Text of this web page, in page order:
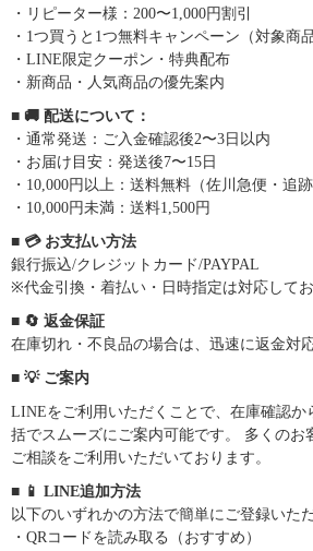
・リピーター様：200〜1,000円割引
・1つ買うと1つ無料キャンペーン（対象商品
・LINE限定クーポン・特典配布
・新商品・人気商品の優先案内
■ 🚚 配送について：
・通常発送：ご入金確認後2〜3日以内
・お届け目安：発送後7〜15日
・10,000円以上：送料無料（佐川急便・追
・10,000円未満：送料1,500円
■ 💳 お支払い方法
銀行振込/クレジットカード/PAYPAL
※代金引換・着払い・日時指定は対応してお
■ 🔄 返金保証
在庫切れ・不良品の場合は、迅速に返金対
■ 💡 ご案内
LINEをご利用いただくことで、在庫確認か
括でスムーズにご案内可能です。 多くのお
ご相談をご利用いただいております。
■ 📱 LINE追加方法
以下のいずれかの方法で簡単にご登録いた
・QRコードを読み取る（おすすめ）